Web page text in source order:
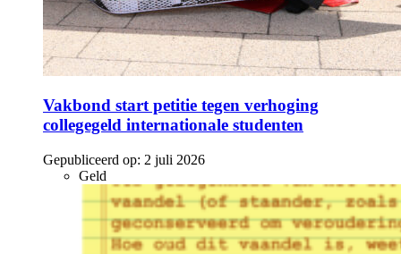
Vakbond start petitie tegen verhoging
collegegeld internationale studenten
Gepubliceerd op: 2 juli 2026
Geld